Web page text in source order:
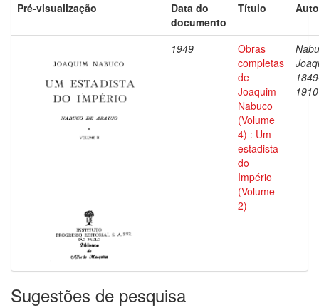
Pré-visualização
Data do
documento
Título
1949
Obras
completas
de
Joaquim
Nabuco
(Volume
4) : Um
estadista
do
Império
(Volume
2)
1910
Sugestões de pesquisa